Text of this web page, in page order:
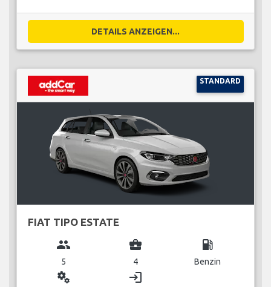
DETAILS ANZEIGEN...
STANDARD
FIAT TIPO ESTATE
group
5
business_center
4
local_gas_station
Benzin
miscellaneous_services login